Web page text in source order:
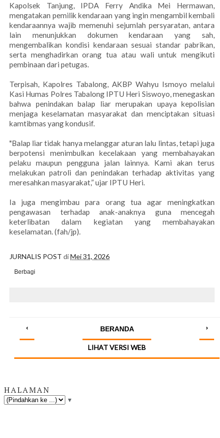
Kapolsek Tanjung, IPDA Ferry Andika Mei Hermawan,
mengatakan pemilik kendaraan yang ingin mengambil kembali
kendaraannya wajib memenuhi sejumlah persyaratan, antara
lain menunjukkan dokumen kendaraan yang sah,
mengembalikan kondisi kendaraan sesuai standar pabrikan,
serta menghadirkan orang tua atau wali untuk mengikuti
pembinaan dari petugas.
Terpisah, Kapolres Tabalong, AKBP Wahyu Ismoyo melalui
Kasi Humas Polres Tabalong IPTU Heri Siswoyo, menegaskan
bahwa penindakan balap liar merupakan upaya kepolisian
menjaga keselamatan masyarakat dan menciptakan situasi
kamtibmas yang kondusif.
"Balap liar tidak hanya melanggar aturan lalu lintas, tetapi juga
berpotensi menimbulkan kecelakaan yang membahayakan
pelaku maupun pengguna jalan lainnya. Kami akan terus
melakukan patroli dan penindakan terhadap aktivitas yang
meresahkan masyarakat,” ujar IPTU Heri.
Ia juga mengimbau para orang tua agar meningkatkan
pengawasan terhadap anak-anaknya guna mencegah
keterlibatan dalam kegiatan yang membahayakan
keselamatan. (fah/jp).
JURNALIS POST diMei 31, 2026
Berbagi
‹ ›
BERANDA
LIHAT VERSI WEB
HALAMAN
▼